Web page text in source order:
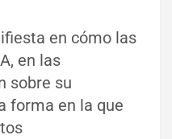
en cómo las
en las
sobre su
forma en la que